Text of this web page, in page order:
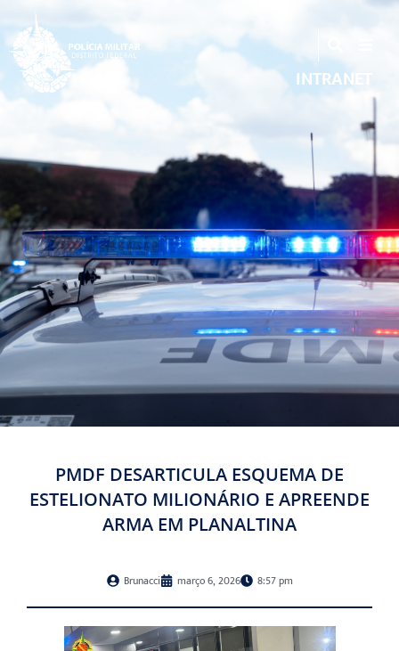
INTRANET
PMDF DESARTICULA ESQUEMA DE
ESTELIONATO MILIONÁRIO E APREENDE
ARMA EM PLANALTINA
Brunacci março 6, 2026 8:57 pm